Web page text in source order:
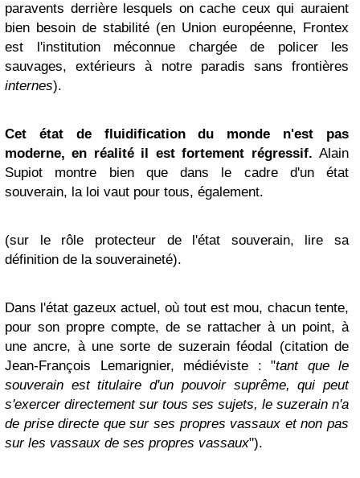
paravents derrière lesquels on cache ceux qui auraient
bien besoin de stabilité (en Union européenne, Frontex
est l'institution méconnue chargée de policer les
sauvages, extérieurs à notre paradis sans frontières
internes).
Cet état de fluidification du monde n'est pas
moderne, en réalité il est fortement régressif. Alain
Supiot montre bien que dans le cadre d'un état
souverain, la loi vaut pour tous, également.
(sur le rôle protecteur de l'état souverain, lire sa
définition de la souveraineté).
Dans l'état gazeux actuel, où tout est mou, chacun tente,
pour son propre compte, de se rattacher à un point, à
une ancre, à une sorte de suzerain féodal (citation de
Jean-François Lemarignier, médiéviste : "tant que le
souverain est titulaire d'un pouvoir suprême, qui peut
s'exercer directement sur tous ses sujets, le suzerain n'a
de prise directe que sur ses propres vassaux et non pas
sur les vassaux de ses propres vassaux").